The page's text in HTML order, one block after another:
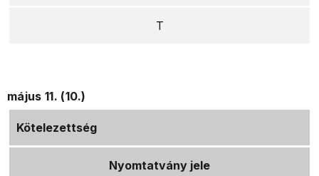
T
május 11. (10.)
Kötelezettség
Nyomtatvány jele